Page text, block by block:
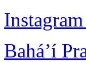
Bahá’í